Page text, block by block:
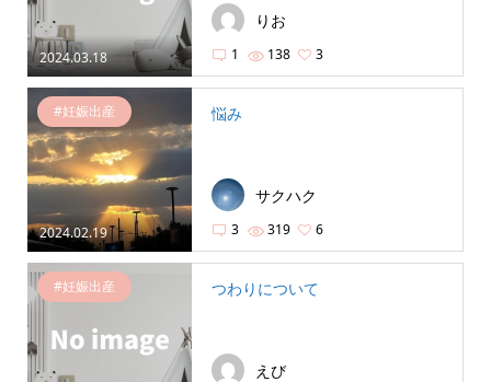
2024.03.18
りお
1 138 3
2024.02.19
#妊娠出産 悩み
サクハク
3 319 6
#妊娠出産 つわりについて
えび